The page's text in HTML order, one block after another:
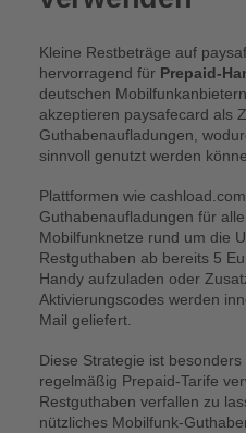
Kleine Restbeträge auf
hervorragend für Prepaid-
deutschen
akzeptieren paysafecard als
Guthabenaufladungen,
sinnvoll genutzt werden
Plattformen wie
Guthabenaufladungen für
Mobilfunknetze rund um die
Restguthaben ab bereits 5
Handy aufzuladen oder
Aktivierungscodes werden
Mail geliefert.
Diese Strategie ist
regelmäßig Prepaid-Tarife
Restguthaben verfallen zu
nützliches Mobilfunk-